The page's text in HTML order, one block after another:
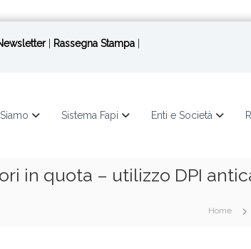
Rassegna Stampa
Sistema Fapi Enti e Società
in quota – utilizzo DPI
Home